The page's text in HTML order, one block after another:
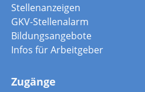
Stellenanzeigen
GKV-Stellenalarm
Bildungsangebote
Infos für Arbeitgeber
Zugänge